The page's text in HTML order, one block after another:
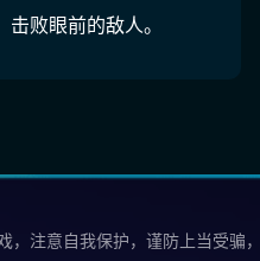
败眼前的敌人。
，注意自我保护，谨防上当受